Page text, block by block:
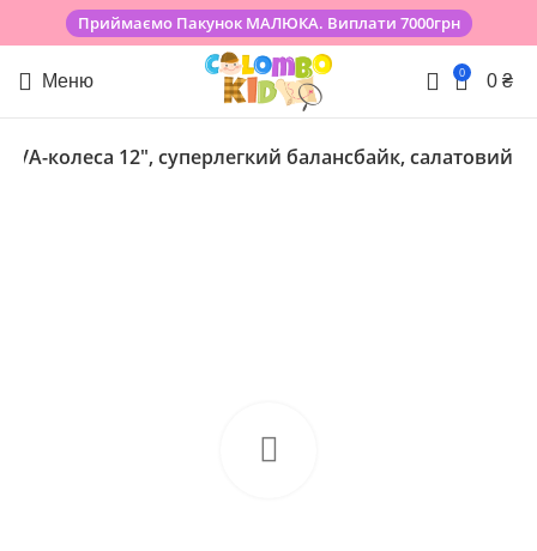
Приймаємо Пакунок МАЛЮКА. Виплати 7000грн
Меню 0 0 ₴
колеса 12″, суперлегкий балансбайк, салатовий